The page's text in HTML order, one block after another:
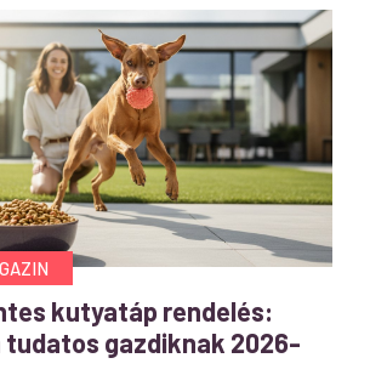
kutyatáp rendelés:
gazdiknak 2026-